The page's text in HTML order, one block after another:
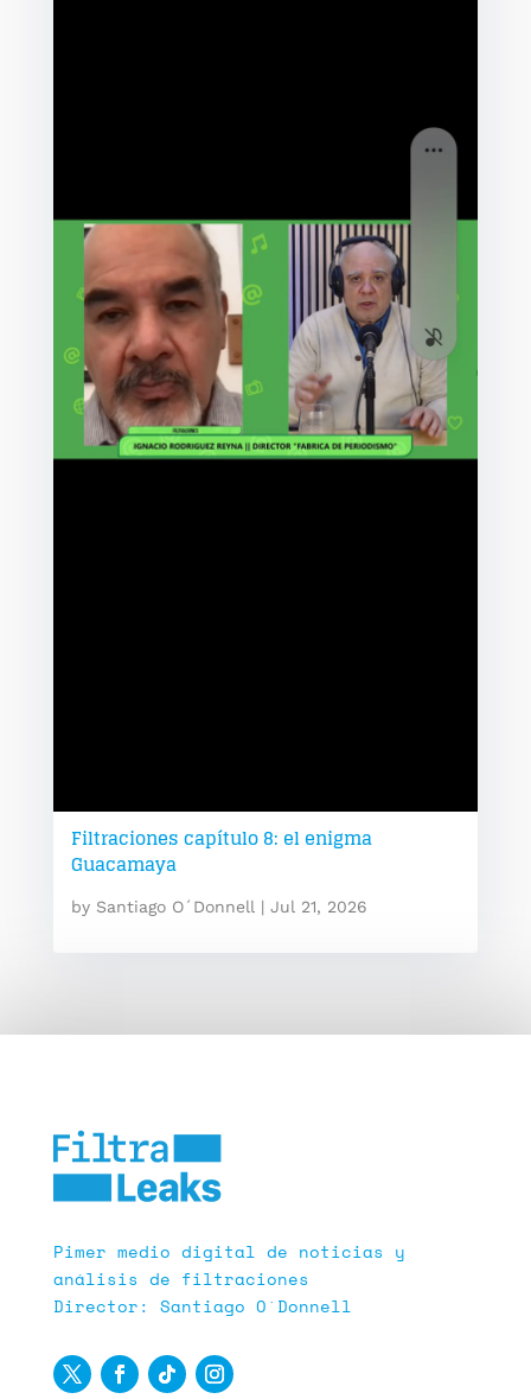
Filtraciones capítulo 8: el enigma
Guacamaya
by Santiago O´Donnell| Jul 21, 2026
Pimer medio digital de noticias y
análisis de filtraciones
Director: Santiago O´Donnell